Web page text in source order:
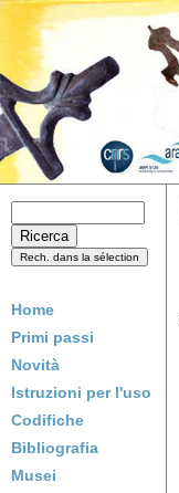
Home
Primi passi
Novità
Istruzioni per l'uso
Codifiche
Bibliografia
Musei